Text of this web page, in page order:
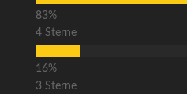
4 Sterne
3 Sterne